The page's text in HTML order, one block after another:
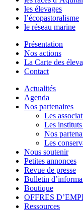
les élevages
l’écopastoralisme
le réseau marine
Présentation
Nos actions
La Carte des
Contact
Actualités
Agenda
Nos partenaires
Les
Les
Nos
Les
Nous soutenir
Petites annonces
Revue de presse
Bulletin
Boutique
OFFRES
Ressources